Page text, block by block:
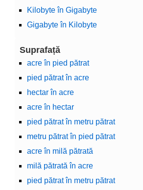
Kilobyte în Gigabyte
Gigabyte în Kilobyte
Suprafață
acre în pied pătrat
pied pătrat în acre
hectar în acre
acre în hectar
pied pătrat în metru pătrat
metru pătrat în pied pătrat
acre în milă pătrată
milă pătrată în acre
pied pătrat în metru pătrat